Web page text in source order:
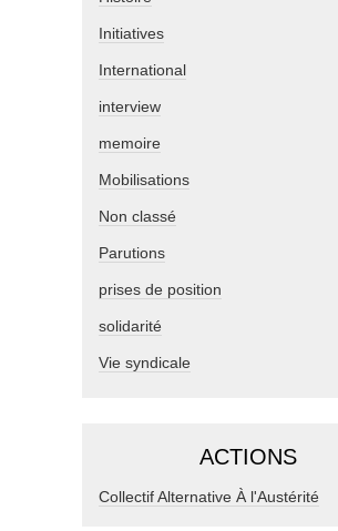
Initiatives
International
interview
memoire
Mobilisations
Non classé
Parutions
prises de position
solidarité
Vie syndicale
ACTIONS
Collectif Alternative À l'Austérité